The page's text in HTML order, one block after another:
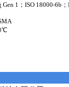
1；ISO 18000-6b